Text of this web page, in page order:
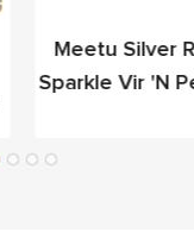
Meetu Silver
Sparkle Vir 'n